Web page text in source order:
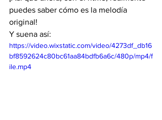
puedes saber cómo es la melodía
original!
Y suena así:
https://video.wixstatic.com/video/4273df_db16
bf8592624c80bc61aa84bdfb6a6c/480p/mp4/f
ile.mp4